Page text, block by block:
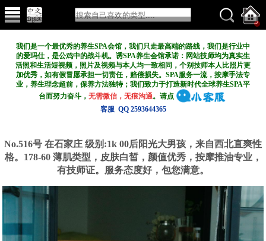
我们是一个最优秀的养生SPA会馆，我们只走最高端的路线，我们是行业中
的爱玛仕，是公鸡中的战斗机。诱SPA养生会馆承诺：网站技师均为真实生
活照和生活短视频，照片及视频与本人均一致相同，个别技师本人比照片更
加优秀，如有假冒愿承担一切责任，赔偿损失。SPA服务一流，按摩手法专
业，养生理念超前，保养方法独特；我们致力于打造新时代全球养生SPA平
台而努力奋斗，无需微信，无痕沟通。请点
客服 QQ 2593644365
No.516号 在石家庄 级别:1k 00后阳光大男孩，来自西北直爽性
格。178-60 薄肌类型，皮肤白皙，颜值优秀，按摩推油专业，
有技师证。服务态度好，包您满意。